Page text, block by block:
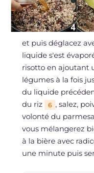
et puis déglacez
liquide s'est
risotto en ajoutant
légumes à la fois
du liquide
du riz
6 , salez,
volonté du
vous mélangerez
à la bière avec
une minute puis